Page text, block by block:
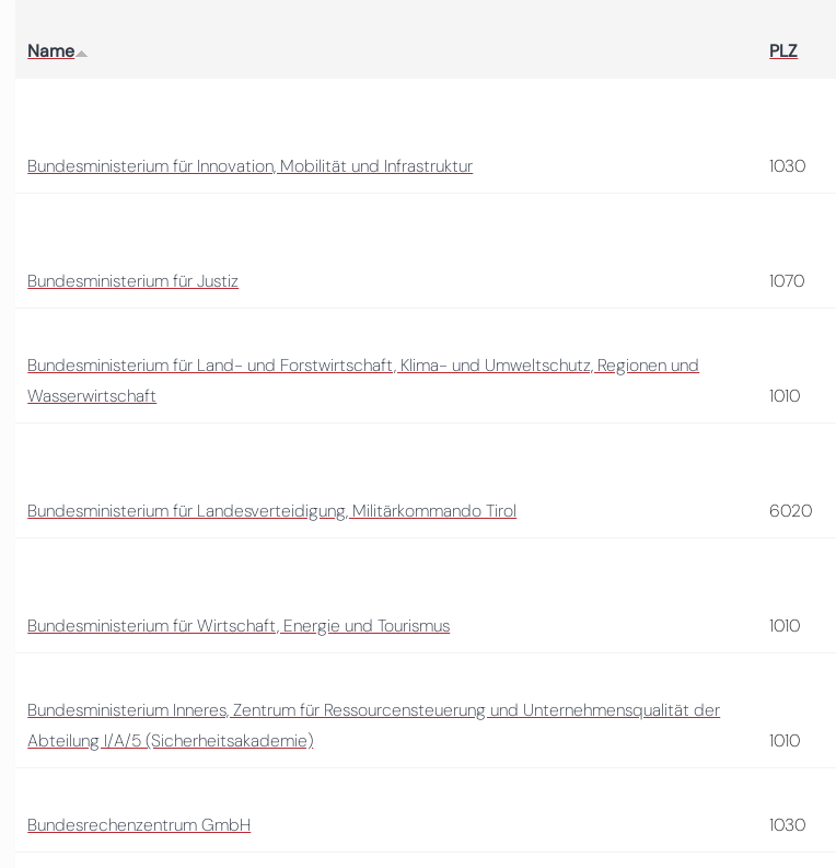
Name PLZ
Bundesministerium für Innovation, Mobilität und Infrastruktur 1030
Bundesministerium für Justiz 1070
Bundesministerium für Land- und Forstwirtschaft, Klima- und Umweltschutz, Regionen und
Wasserwirtschaft
1010
Bundesministerium für Landesverteidigung, Militärkommando Tirol 6020
Bundesministerium für Wirtschaft, Energie und Tourismus 1010
Bundesministerium Inneres, Zentrum für Ressourcensteuerung und Unternehmensqualität der
Abteilung I/A/5 (Sicherheitsakademie)
1010
Bundesrechenzentrum GmbH 1030